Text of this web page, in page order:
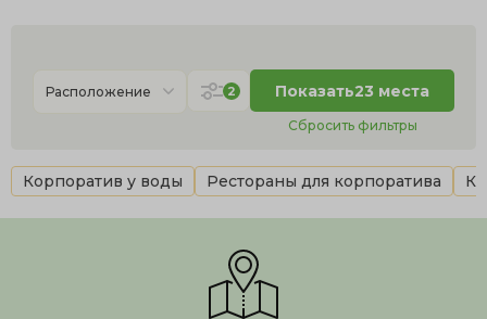
Новогодний корпоратив
Расположение 2 Показать23 места
Сбросить фильтры
Корпоратив у воды Рестораны для корпоратива